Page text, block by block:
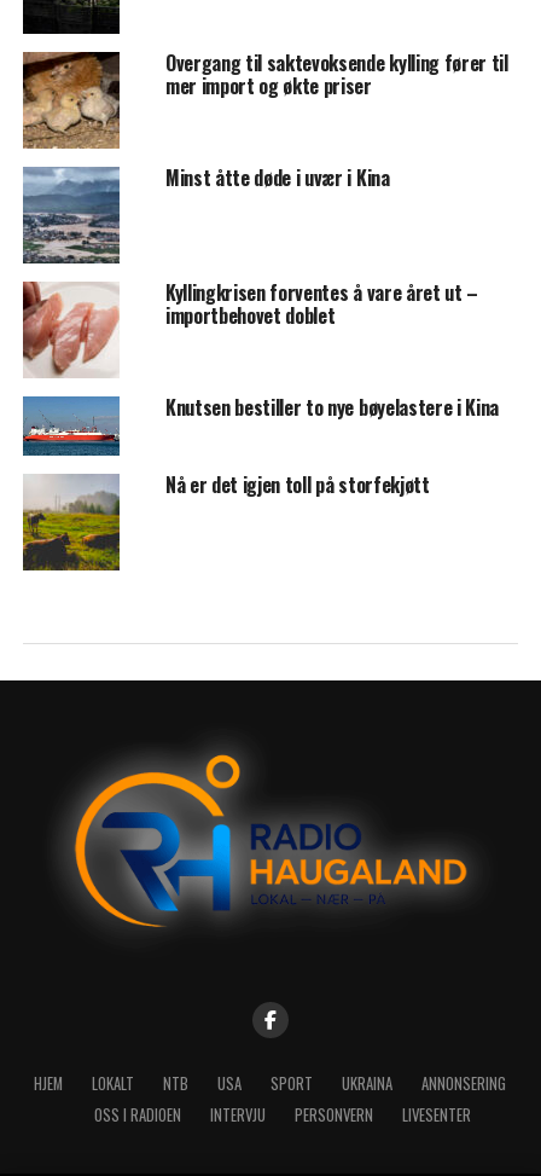
Overgang til saktevoksende kylling fører til
mer import og økte priser
Minst åtte døde i uvær i Kina
Kyllingkrisen forventes å vare året ut –
importbehovet doblet
Knutsen bestiller to nye bøyelastere i Kina
Nå er det igjen toll på storfekjøtt
HJEM LOKALT NTB USA SPORT UKRAINA
ANNONSERING
OSS I RADIOEN
INTERVJU PERSONVERN LIVESENTER